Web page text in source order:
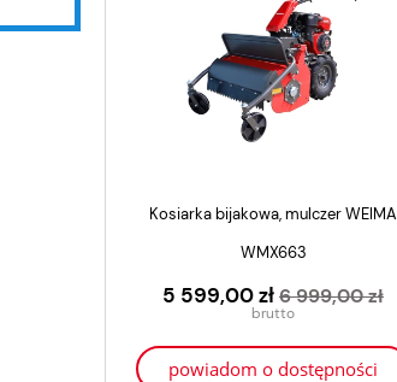
Kosiarka bijakowa, mulczer WEIMA
WMX663
5 599,00 zł6 999,00 zł
powiadom o dostępności